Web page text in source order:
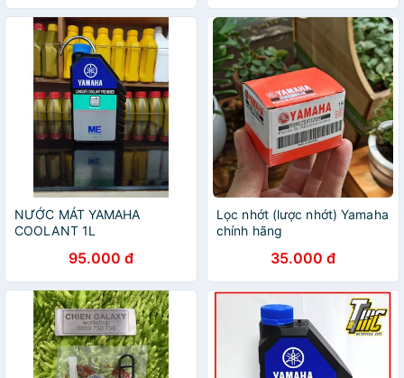
NƯỚC MÁT YAMAHA
COOLANT 1L
95.000 đ
Lọc nhớt (lược nhớt) Yamaha
chính hãng
35.000 đ